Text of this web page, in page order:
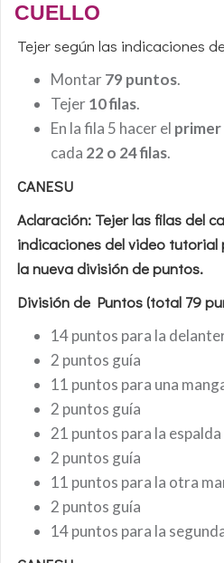
CUELLO
Tejer según las indicaciones
Montar79 puntos.
Tejer10 filas.
En la fila 5 hacer el primer
cada 22 o 24 filas.
CANESU
Aclaración: Tejer las filas del
indicaciones del video
la nueva división de puntos.
División de Puntos (total 79
14 puntos para la
2 puntos guía
11 puntos para una
2 puntos guía
21 puntos para la espalda
2 puntos guía
11 puntos para la otra
2 puntos guía
14 puntos para la